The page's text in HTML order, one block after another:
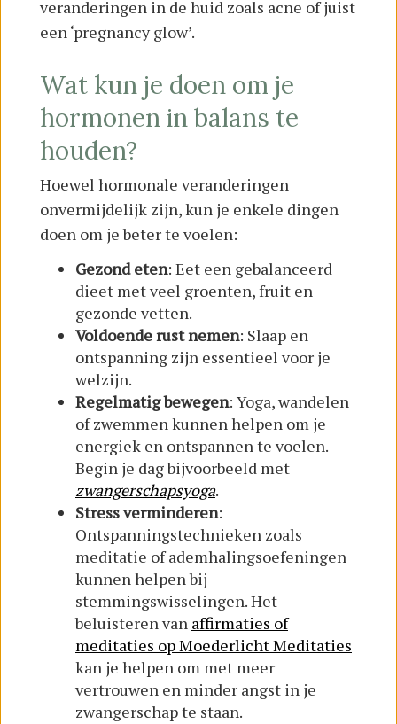
veranderingen in de huid zoals acne of juist
een ‘pregnancy glow’.
Wat kun je doen om je
hormonen in balans te
houden?
Hoewel hormonale veranderingen
onvermijdelijk zijn, kun je enkele dingen
doen om je beter te voelen:
Gezond eten: Eet een gebalanceerd
dieet met veel groenten, fruit en
gezonde vetten.
Voldoende rust nemen: Slaap en
ontspanning zijn essentieel voor je
welzijn.
Regelmatig bewegen: Yoga, wandelen
of zwemmen kunnen helpen om je
energiek en ontspannen te voelen.
Begin je dag bijvoorbeeld met
zwangerschapsyoga.
Stress verminderen:
Ontspanningstechnieken zoals
meditatie of ademhalingsoefeningen
kunnen helpen bij
stemmingswisselingen. Het
beluisteren van affirmaties of
meditaties op Moederlicht Meditaties
kan je helpen om met meer
vertrouwen en minder angst in je
zwangerschap te staan.